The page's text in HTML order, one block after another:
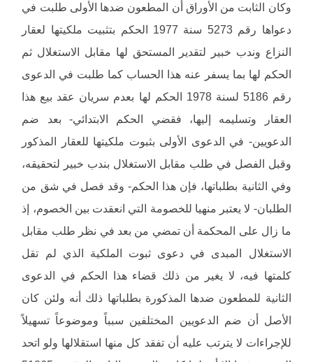
وكان الثابت من الأوراق أن المطعون ضدها الأولى طلبت في
دعواها رقم 5273 سنة 1977 الحكم بتثبيت ملكيتها لعقار
النزاع وندب خبير لتقدير المستحق لها مقابل الاستغلال ثم
الحكم لها بما يسفر عنه هذا الحساب كما طلبت في الدعوى
رقم 5186 لسنة 1978 الحكم لها بعدم سريان عقد بيع هذا
العقار وتسليمه إليها، فقضي الحكم الابتدائي- بعد ضم
الدعويين- في الدعوى الأولى بثبوت ملكيتها للعقار المذكور
وقبل الفصل في طلب مقابل الاستغلال بندب خبير لتحقيقه،
وفي الثانية بطلباتها، فإن هذا الحكم- وقد فصل في شق من
الطلبان- لا يعتبر منهيا للخصومة التي انعقدت بين الخصوم، إذ
ما زال على المحكمة أن تمضي من بعد في نظر طلب مقابل
الاستغلال المبدى في دعوى ثبوت الملكية الذي لم تقل
كلمتها فيه، لا يغير من ذلك قضاء هذا الحكم في الدعوى
الثانية للمطعون ضدها المذكورة بطلباتها ذلك أنه ولئن كان
الأصل أن ضم الدعويين المختلفين سبباً وموضوعاً تسهيلاً
للإجراءات لا يترتب عليه أن تفقد كل منها استقلالها ولو اتحد